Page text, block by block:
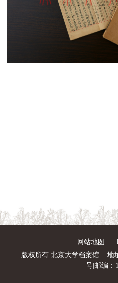
网站地图
版权所有 北京大学档案馆 地
号|邮编：